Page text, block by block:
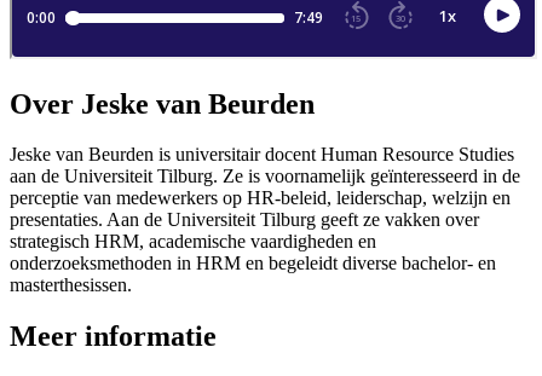
Over Jeske van Beurden
Jeske van Beurden is universitair docent Human Resource Studies
aan de Universiteit Tilburg. Ze is voornamelijk geïnteresseerd in de
perceptie van medewerkers op HR-beleid, leiderschap, welzijn en
presentaties. Aan de Universiteit Tilburg geeft ze vakken over
strategisch HRM, academische vaardigheden en
onderzoeksmethoden in HRM en begeleidt diverse bachelor- en
masterthesissen.
Meer informatie